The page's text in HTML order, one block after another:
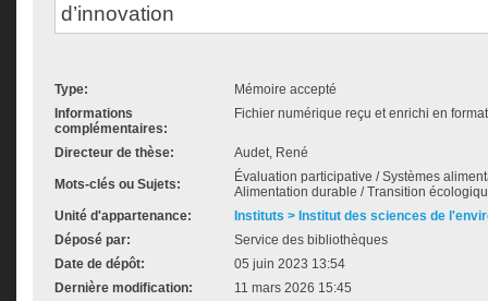
d’innovation
Type:
Mémoire accepté
Informations
complémentaires:
Fichier numérique reçu et enrichi en
Directeur de thèse: Audet, René
Mots-clés ou Sujets:
Évaluation participative / Systèmes
Alimentation durable / Transition
Unité d'appartenance:
Instituts > Institut des sciences de
Déposé par:
Service des bibliothèques
Date de dépôt:
05 juin 2023 13:54
Dernière modification:
11 mars 2026 15:45